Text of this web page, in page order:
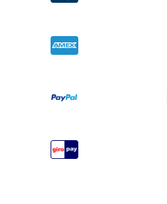
Productondersteuning
Compatibele producten
Garantie
Sitemap
Onderscheidingen
Je product registreren